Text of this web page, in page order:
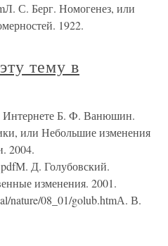
С. Берг. Номогенез, или
1922.
тему в
Интернете Б. Ф. Ванюшин.
или Небольшие изменения
2004.
Д. Голубовский.
изменения. 2001.
nature/08_01/golub.htmА. В.